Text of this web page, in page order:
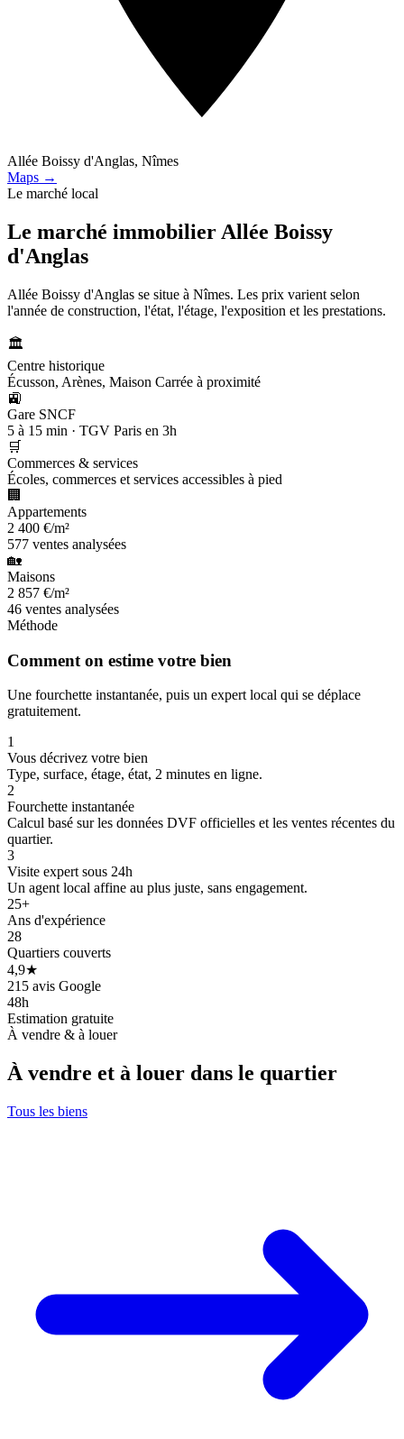
Allée Boissy d'Anglas, Nîmes
Maps →
Le marché local
Le marché immobilier Allée Boissy
d'Anglas
Allée Boissy d'Anglas se situe à Nîmes. Les prix varient selon
l'année de construction, l'état, l'étage, l'exposition et les prestations.
🏛️
Centre historique
Écusson, Arènes, Maison Carrée à proximité
🚉
Gare SNCF
5 à 15 min · TGV Paris en 3h
🛒
Commerces & services
Écoles, commerces et services accessibles à pied
🏢
Appartements
2 400 €/m²
577 ventes analysées
🏡
Maisons
2 857 €/m²
46 ventes analysées
Méthode
Comment on estime votre bien
Une fourchette instantanée, puis un expert local qui se déplace
gratuitement.
1
Vous décrivez votre bien
Type, surface, étage, état, 2 minutes en ligne.
2
Fourchette instantanée
Calcul basé sur les données DVF officielles et les ventes récentes du
quartier.
3
Visite expert sous 24h
Un agent local affine au plus juste, sans engagement.
25+
Ans d'expérience
28
Quartiers couverts
4,9★
215 avis Google
48h
Estimation gratuite
À vendre & à louer
À vendre et à louer dans le quartier
Tous les biens